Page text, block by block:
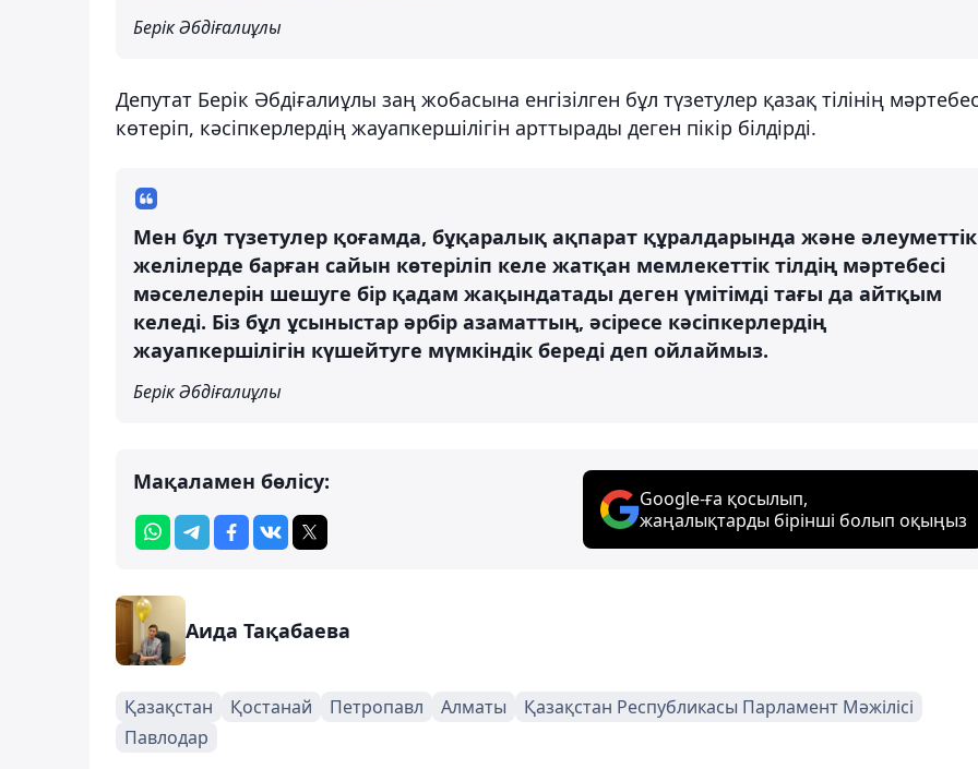
Берік Әбдіғалиұлы
Депутат Берік Әбдіғалиұлы заң жобасына енгізілген бұл түзетулер қазақ тілінің
көтеріп, кәсіпкерлердің жауапкершілігін арттырады деген пікір білдірді.
Мен бұл түзетулер қоғамда, бұқаралық ақпарат құралдарында және әлеуметтік
желілерде барған сайын көтеріліп келе жатқан мемлекеттік тілдің мәртебесі
мәселелерін шешуге бір қадам жақындатады деген үмітімді тағы да айтқым
келеді. Біз бұл ұсыныстар әрбір азаматтың, әсіресе кәсіпкерлердің
жауапкершілігін күшейтуге мүмкіндік береді деп ойлаймыз.
Берік Әбдіғалиұлы
Мақаламен бөлісу:
Google-ға қосылып,
жаңалықтарды бірінші болып оқыңыз
Аида Тақабаева
Қазақстан Қостанай Петропавл Алматы
Қазақстан Республикасы Парламент Мәжілісі
Павлодар